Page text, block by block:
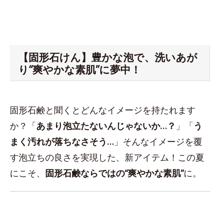
【固形石けん】豊かな泡で、洗いあが
り“爽やかな素肌”に夢中！
固形石鹸と聞くとどんなイメージを持たれます
か？「あまり泡立たないんじゃないか…？ 」「う
まく汚れが落ちなさそう… 」そんなイメージを覆
す泡立ちの良さを実現した、新アイテム！この夏
にこそ、 固形石鹸ならではの“爽やかな素肌”に。